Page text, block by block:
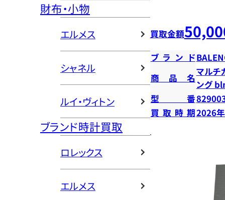
財布・小物
エルメス
シャネル
ルイ・ヴィトン
ブランド時計買取
ロレックス
エルメス
買取金額
ブランド
商品名
マルチ
ング
型番
買取時期2026